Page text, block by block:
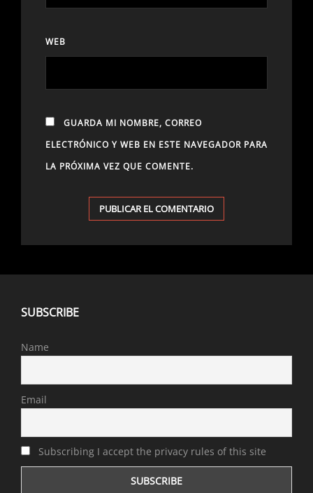
WEB
GUARDA MI NOMBRE, CORREO
ELECTRÓNICO Y WEB EN ESTE NAVEGADOR PARA
LA PRÓXIMA VEZ QUE COMENTE.
SUBSCRIBE
Name
Email
Subscribing I accept the privacy rules of this site